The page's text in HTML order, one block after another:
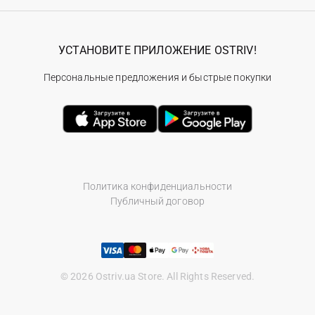
Политика конфиденциальности
Публичный договор
© 2026 Ostriv.ua Store. All Rights Reserved.
УСТАНОВИТЕ ПРИЛОЖЕНИЕ OSTRIV!
Персональные предложения и быстрые покупки